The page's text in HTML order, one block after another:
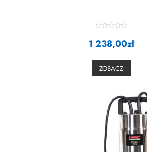
a
t
u
1 238,00zł
ZOBACZ